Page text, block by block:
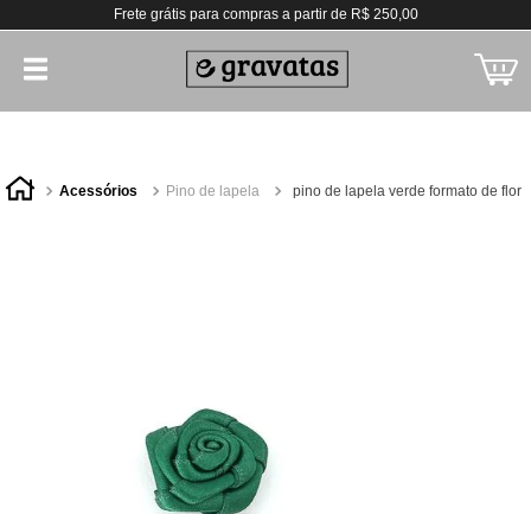
Frete grátis para compras a partir de R$ 250,00
acessórios pino de lapela pino de lapela verde formato de flor